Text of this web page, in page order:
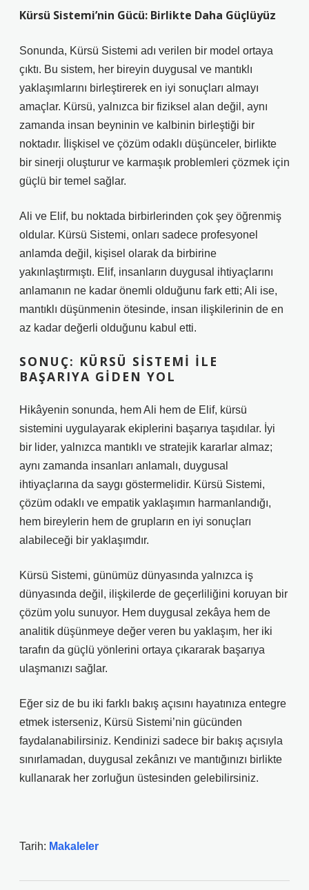
Kürsü Sistemi’nin Gücü: Birlikte Daha Güçlüyüz
Sonunda, Kürsü Sistemi adı verilen bir model ortaya
çıktı. Bu sistem, her bireyin duygusal ve mantıklı
yaklaşımlarını birleştirerek en iyi sonuçları almayı
amaçlar. Kürsü, yalnızca bir fiziksel alan değil, aynı
zamanda insan beyninin ve kalbinin birleştiği bir
noktadır. İlişkisel ve çözüm odaklı düşünceler, birlikte
bir sinerji oluşturur ve karmaşık problemleri çözmek için
güçlü bir temel sağlar.
Ali ve Elif, bu noktada birbirlerinden çok şey öğrenmiş
oldular. Kürsü Sistemi, onları sadece profesyonel
anlamda değil, kişisel olarak da birbirine
yakınlaştırmıştı. Elif, insanların duygusal ihtiyaçlarını
anlamanın ne kadar önemli olduğunu fark etti; Ali ise,
mantıklı düşünmenin ötesinde, insan ilişkilerinin de en
az kadar değerli olduğunu kabul etti.
SONUÇ: KÜRSÜ SISTEMI ILE
BAŞARIYA GIDEN YOL
Hikâyenin sonunda, hem Ali hem de Elif, kürsü
sistemini uygulayarak ekiplerini başarıya taşıdılar. İyi
bir lider, yalnızca mantıklı ve stratejik kararlar almaz;
aynı zamanda insanları anlamalı, duygusal
ihtiyaçlarına da saygı göstermelidir. Kürsü Sistemi,
çözüm odaklı ve empatik yaklaşımın harmanlandığı,
hem bireylerin hem de grupların en iyi sonuçları
alabileceği bir yaklaşımdır.
Kürsü Sistemi, günümüz dünyasında yalnızca iş
dünyasında değil, ilişkilerde de geçerliliğini koruyan bir
çözüm yolu sunuyor. Hem duygusal zekâya hem de
analitik düşünmeye değer veren bu yaklaşım, her iki
tarafın da güçlü yönlerini ortaya çıkararak başarıya
ulaşmanızı sağlar.
Eğer siz de bu iki farklı bakış açısını hayatınıza entegre
etmek isterseniz, Kürsü Sistemi’nin gücünden
faydalanabilirsiniz. Kendinizi sadece bir bakış açısıyla
sınırlamadan, duygusal zekânızı ve mantığınızı birlikte
kullanarak her zorluğun üstesinden gelebilirsiniz.
Tarih: Makaleler